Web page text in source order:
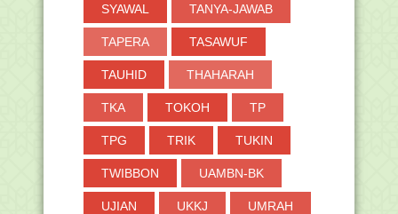
SYAWAL TANYA-JAWAB
TAPERA TASAWUF
TAUHID THAHARAH
TKA TOKOH TP
TPG TRIK TUKIN
TWIBBON UAMBN-BK
UJIAN UKKJ UMRAH